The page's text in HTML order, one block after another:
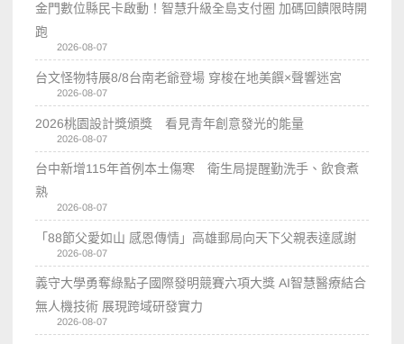
金門數位縣民卡啟動！智慧升級全島支付圈 加碼回饋限時開
跑
2026-08-07
台文怪物特展8/8台南老爺登場 穿梭在地美饌×聲響迷宮
2026-08-07
2026桃園設計獎頒獎 看見青年創意發光的能量
2026-08-07
台中新增115年首例本土傷寒 衛生局提醒勤洗手、飲食煮
熟
2026-08-07
「88節父愛如山 感恩傳情」高雄郵局向天下父親表達感謝
2026-08-07
義守大學勇奪綠點子國際發明競賽六項大獎 AI智慧醫療結合
無人機技術 展現跨域研發實力
2026-08-07